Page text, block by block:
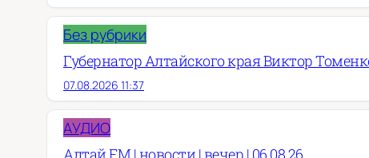
Без рубрики
Губернатор Алтайского края Виктор
07.08.2026 11:37
АУДИО